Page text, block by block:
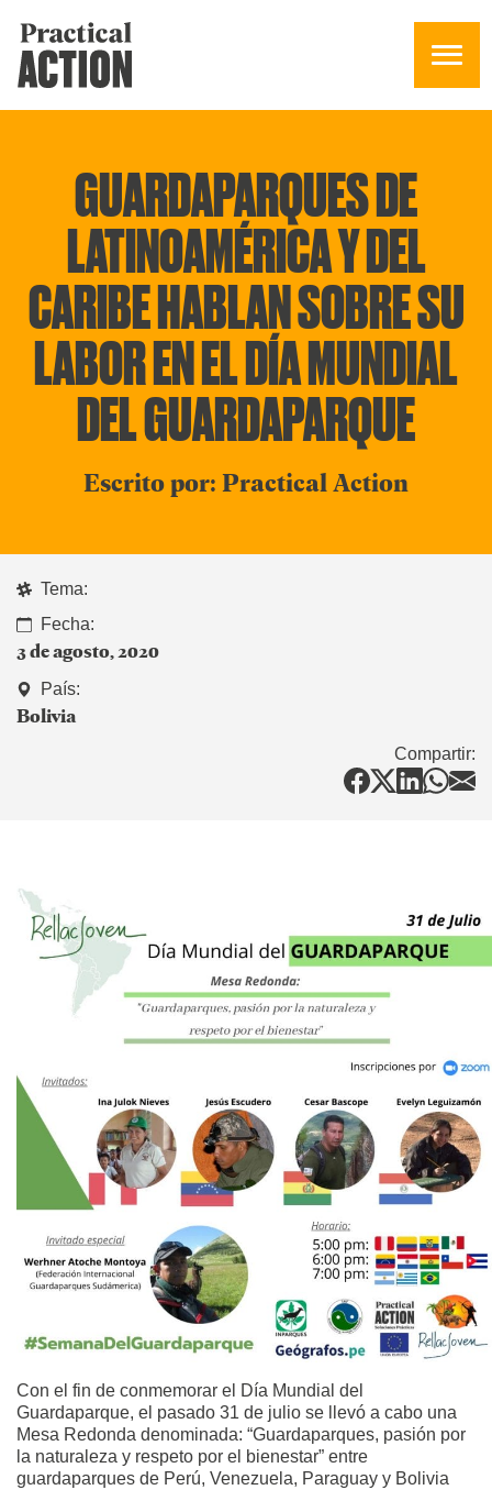
GUARDAPARQUES DE
LATINOAMÉRICA Y DEL
CARIBE HABLAN SOBRE SU
LABOR EN EL DÍA MUNDIAL
DEL GUARDAPARQUE
Escrito por: Practical Action
Tema:
Fecha:
3 de agosto, 2020
País:
Bolivia
Compartir:
Con el fin de conmemorar el Día Mundial del
Guardaparque, el pasado 31 de julio se llevó a cabo una
Mesa Redonda denominada: “Guardaparques, pasión por
la naturaleza y respeto por el bienestar” entre
guardaparques de Perú, Venezuela, Paraguay y Bolivia